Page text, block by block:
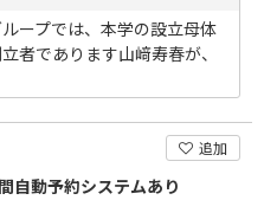
ープでは、本学の設立母体
者であります山﨑寿春が、
追加
自動予約システムあり